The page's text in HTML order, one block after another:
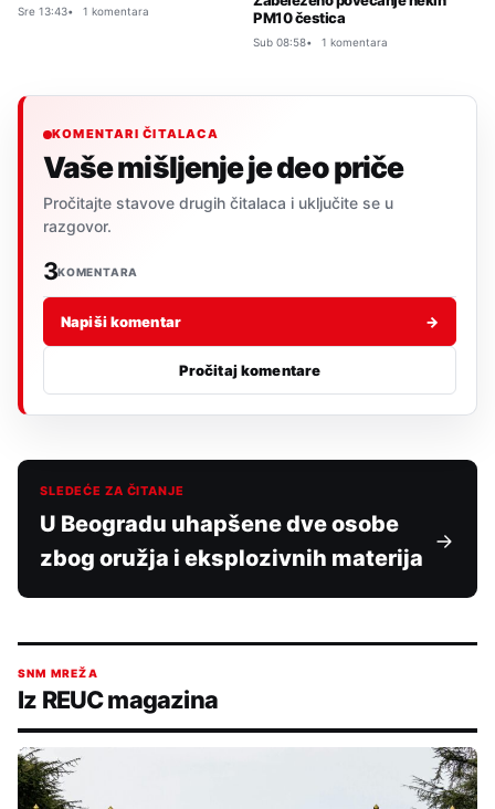
Sre 13:43 1 komentara
PM10 čestica
Sub 08:58 1 komentara
KOMENTARI ČITALACA
Vaše mišljenje je deo priče
Pročitajte stavove drugih čitalaca i uključite se u
razgovor.
3KOMENTARA
Napiši komentar →
Pročitaj komentare
SLEDEĆE ZA ČITANJE
U Beogradu uhapšene dve osobe
zbog oružja i eksplozivnih materija
SNM MREŽA
Iz REUC magazina